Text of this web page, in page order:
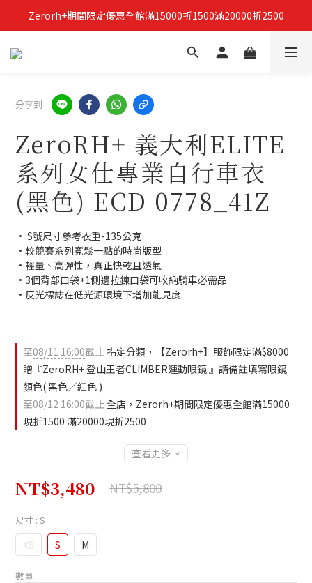
立即加入Zerorh+官網會員，獲得購物禮金
Zerorh+期間限定優惠全館滿15000折1500滿20000折2500
立即加入Zerorh+官網會員，獲得購物禮金
分享到
ZeroRH+ 義大利ELITE
系列女仕專業自行車衣
(黑色) ECD 0778_41Z
• S號尺寸參考衣重-135公克
•較競賽系列寬鬆一點的時尚版型
•輕量、高彈性，真正快乾且透氣
•3個背部口袋+1側邊拉鍊口袋可收納騎車必需品
•反光標誌在低光源環境下增加能見度
至08/11 16:00截止 指定分類，【Zerorh+】服飾限定滿$8000
贈『ZeroRH+ 登山王者CLIMBER運動眼鏡 』請備註填寫眼鏡
顏色( 黑色／紅色 )
至08/12 16:00截止全店，Zerorh+期間限定優惠全館滿15000
現折1500 滿20000現折2500
查看更多
NT$3,480 NT$5,800
尺寸 : S
XS S M
數量